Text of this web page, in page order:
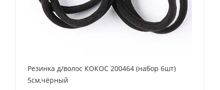
Резинка д/волос КОКОС 200464 (набор 6шт)
5см,чёрный